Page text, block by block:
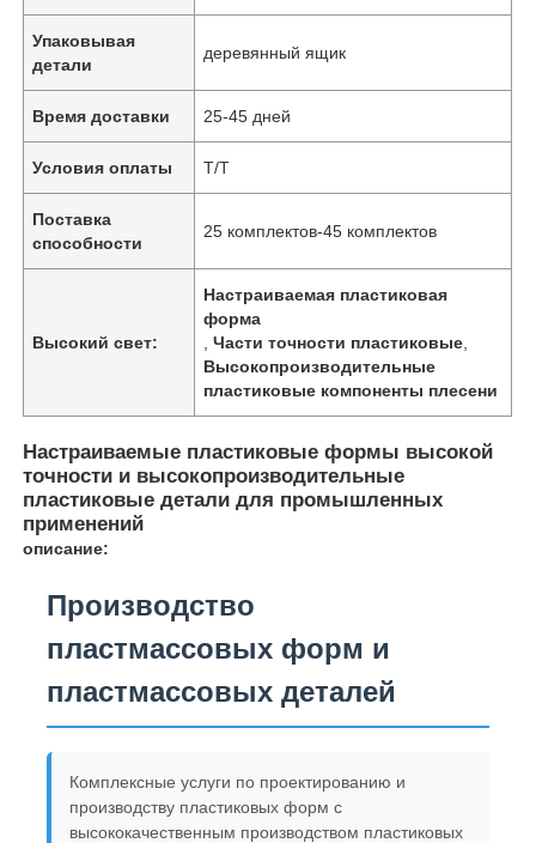
Упаковывая
детали
деревянный ящик
Время доставки 25-45 дней
Условия оплаты Т/Т
Поставка
способности
25 комплектов-45 комплектов
Высокий свет:
Настраиваемая пластиковая
форма
,Части точности пластиковые
Высокопроизводительные
пластиковые компоненты плесени
Настраиваемые пластиковые формы высокой
точности и высокопроизводительные
пластиковые детали для промышленных
применений
описание:
Производство
пластмассовых форм и
пластмассовых деталей
Комплексные услуги по проектированию и
производству пластиковых форм с
высококачественным производством пластиковых